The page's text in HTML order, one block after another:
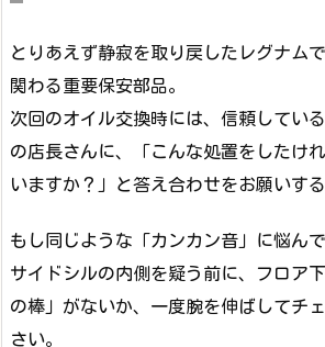
とりあえず静寂を取り戻したレグナム
関わる重要保安部品。
次回のオイル交換時には、信頼している
の店長さんに、「こんな処置をしたけ
いますか？」と答え合わせをお願いする
もし同じような「カンカン音」に悩ん
サイドシルの内側を疑う前に、フロア
の棒」がないか、一度腕を伸ばしてチ
さい。